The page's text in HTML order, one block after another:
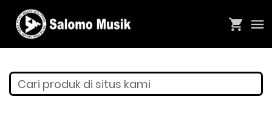
Cari produk di situs kami